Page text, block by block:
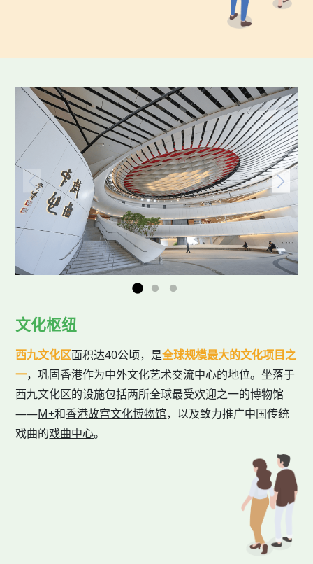
文化枢纽
西九文化区面积达40公顷，是全球规模最大的文化项目之
一，巩固香港作为中外文化艺术交流中心的地位。坐落于
西九文化区的设施包括两所全球最受欢迎之一的博物馆
——M+和香港故宫文化博物馆，以及致力推广中国传统
戏曲的戏曲中心。